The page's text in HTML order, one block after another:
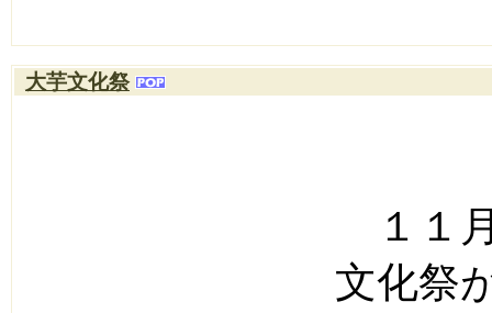
大芋文化祭
１１
文化祭